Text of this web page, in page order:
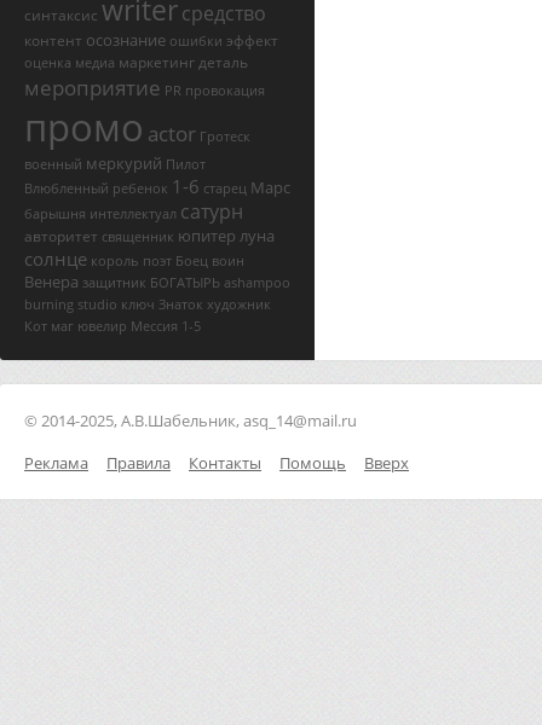
синтаксис writerсредство
контент осознание ошибки эффект
оценка медиа маркетингдеталь
мероприятие PR провокация
промо actor Гротеск
военный меркурий Пилот
Влюбленный ребенок 1-6 старец Марс
барышня интеллектуал сатурн
авторитет священник юпитер луна
солнце король поэт Боец воин
Венера защитник БОГАТЫРЬ ashampoo
burning studio ключ Знаток художник
Кот маг ювелир Мессия 1-5
© 2014-2025, А.В.Шабельник, asq_14@mail.ru
Реклама
Правила Контакты Помощь Вверх